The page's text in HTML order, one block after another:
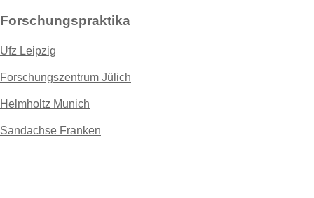
Forschungspraktika
Ufz Leipzig
Forschungszentrum Jülich
Helmholtz Munich
Sandachse Franken